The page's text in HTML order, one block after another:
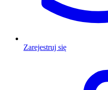
Zarejestruj się